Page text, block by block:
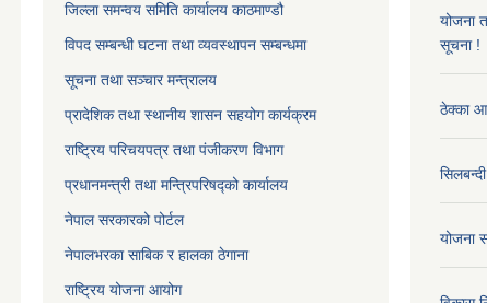
जिल्ला समन्वय समिति कार्यालय काठमाण्ड‌ौ
विपद सम्बन्धी घटना तथा व्यवस्थापन सम्बन्धमा
सूचना तथा सञ्चार मन्त्रालय
प्रादेशिक तथा स्थानीय शासन सहयोग कार्यक्रम
राष्ट्रिय परिचयपत्र तथा पंजीकरण विभाग
प्रधानमन्त्री तथा मन्त्रिपरिषद्को कार्यालय
नेपाल सरकारको पोर्टल
नेपालभरका साबिक र हालका ठेगाना
राष्ट्रिय योजना आयोग
योजना
सूचना !
ठेक्का
योजना